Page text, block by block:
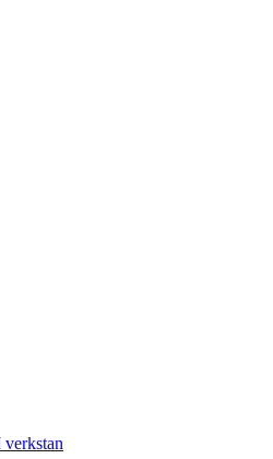
verkstan